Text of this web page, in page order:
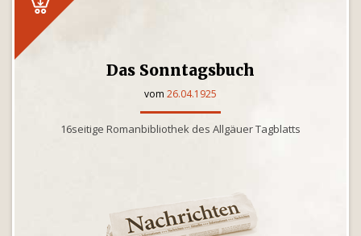
Das Sonntagsbuch
vom 26.04.1925
16seitige Romanbibliothek des Allgäuer Tagblatts